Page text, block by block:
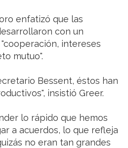
enfatizó que las
con un
intereses
mutuo".
Bessent, éstos han
insistió Greer.
lo rápido que hemos
a acuerdos, lo que refleja
no eran tan grandes